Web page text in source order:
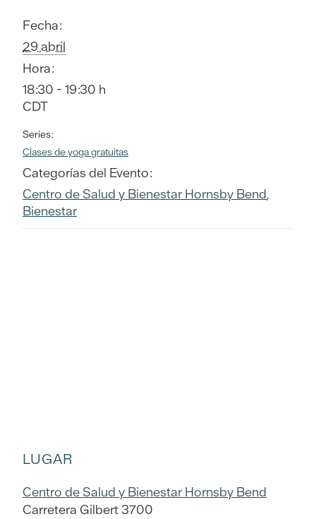
Fecha:
29 abril
Hora:
18:30 - 19:30 h
CDT
Series:
Clases de yoga gratuitas
Categorías del Evento:
Centro de Salud y Bienestar Hornsby Bend,
Bienestar
LUGAR
Centro de Salud y Bienestar Hornsby Bend
Carretera Gilbert 3700